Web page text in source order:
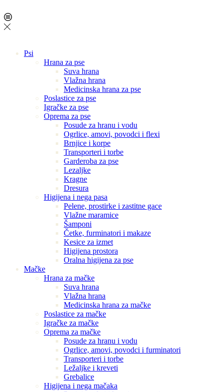
Psi
Hrana za pse
Suva hrana
Vlažna hrana
Medicinska hrana za pse
Poslastice za pse
Igračke za pse
Oprema za pse
Posude za hranu i vodu
Ogrlice, amovi, povodci i flexi
Brnjice i korpe
Transporteri i torbe
Garderoba za pse
Lezaljke
Kragne
Dresura
Higijena i nega pasa
Pelene, prostirke i zastitne gace
Vlažne maramice
Šamponi
Četke, furminatori i makaze
Kesice za izmet
Higijena prostora
Oralna higijena za pse
Mačke
Hrana za mačke
Suva hrana
Vlažna hrana
Medicinska hrana za mačke
Poslastice za mačke
Igračke za mačke
Oprema za mačke
Posude za hranu i vodu
Ogrlice, amovi, povodci i furminatori
Transporteri i torbe
Ležaljke i kreveti
Grebalice
Higijena i nega mačaka